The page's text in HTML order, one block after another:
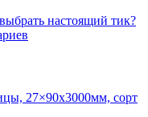
настоящий тик?